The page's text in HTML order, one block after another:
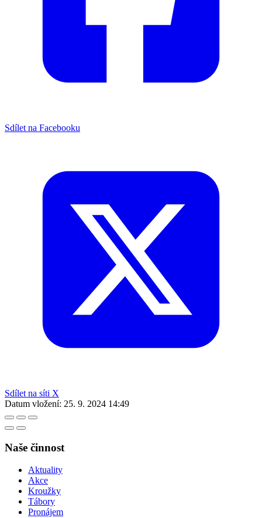
Sdílet na Facebooku
Sdílet na síti X
Datum vložení: 25. 9. 2024 14:49
Naše činnost
Aktuality
Akce
Kroužky
Tábory
Pronájem